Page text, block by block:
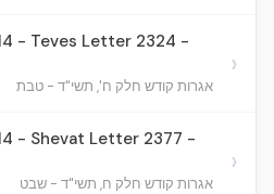
- Teves Letter 2324 -
אגרות קודש חלק ח', תשי"ד - טבת
›
- Shevat Letter 2377 -
אגרות קודש חלק ח, תשי"ד - שבט
›